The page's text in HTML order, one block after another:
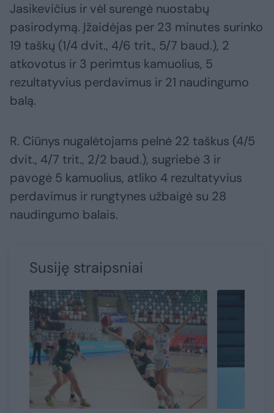
Jasikevičius ir vėl surengė nuostabų
pasirodymą. Įžaidėjas per 23 minutes surinko
19 taškų (1/4 dvit., 4/6 trit., 5/7 baud.), 2
atkovotus ir 3 perimtus kamuolius, 5
rezultatyvius perdavimus ir 21 naudingumo
balą.
R. Ciūnys nugalėtojams pelnė 22 taškus (4/5
dvit., 4/7 trit., 2/2 baud.), sugriebė 3 ir
pavogė 5 kamuolius, atliko 4 rezultatyvius
perdavimus ir rungtynes užbaigė su 28
naudingumo balais.
Susiję straipsniai